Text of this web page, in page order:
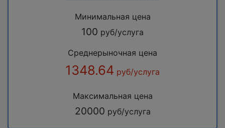
Минимальная цена
100 руб/услуга
Среднерыночная цена
1348.64 руб/услуга
Максимальная цена
20000 руб/услуга